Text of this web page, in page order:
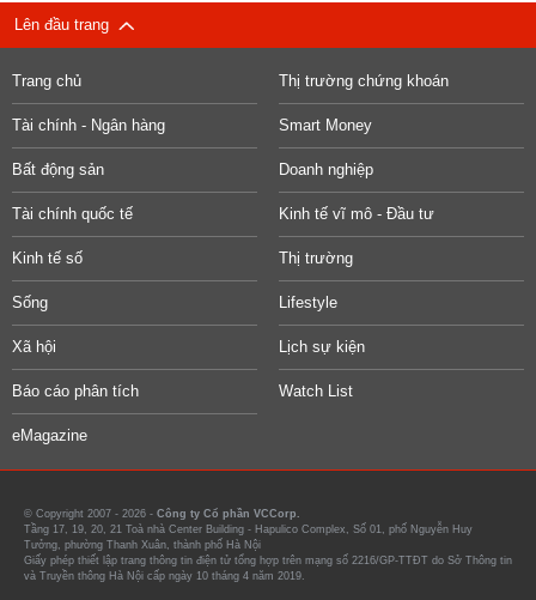
Lên đầu trang
Trang chủ Thị trường chứng khoán
Tài chính - Ngân hàng Smart Money
Bất động sản Doanh nghiệp
Tài chính quốc tế Kinh tế vĩ mô - Đầu tư
Kinh tế số Thị trường
Sống Lifestyle
Xã hội Lịch sự kiện
Báo cáo phân tích Watch List
eMagazine
© Copyright 2007 - 2026 - Công ty Cổ phần VCCorp.
Tầng 17, 19, 20, 21 Toà nhà Center Building - Hapulico Complex, Số 01, phố Nguyễn Huy
Tưởng, phường Thanh Xuân, thành phố Hà Nội
Giấy phép thiết lập trang thông tin điện tử tổng hợp trên mạng số 2216/GP-TTĐT do Sở Thông tin
và Truyền thông Hà Nội cấp ngày 10 tháng 4 năm 2019.